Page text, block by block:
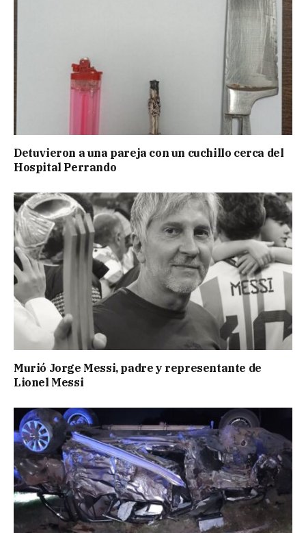
Detuvieron a una pareja con un cuchillo cerca del
Hospital Perrando
Murió Jorge Messi, padre y representante de
Lionel Messi